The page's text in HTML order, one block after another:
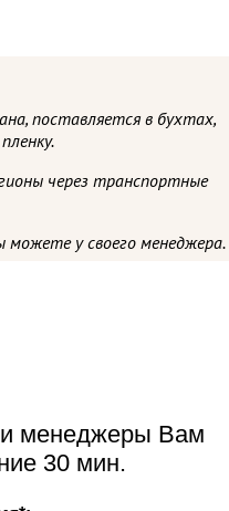
поставляется в бухтах,
через транспортные
можете у своего менеджера.
менеджеры Вам
30 мин.